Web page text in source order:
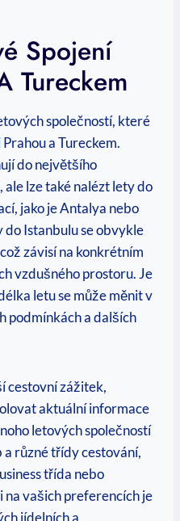
Spojení
Tureckem
společností, které
a Tureckem.
do největšího
lze také nalézt lety do
jako je Antalya nebo
do Istanbulu se obvykle
závisí na konkrétním
vzdušného prostoru. Je
letu se může měnit v
podmínkách a dalších
cestovní zážitek,
aktuální informace
letových společností
různé třídy cestování,
třída nebo
vašich preferencích je
jídelních a